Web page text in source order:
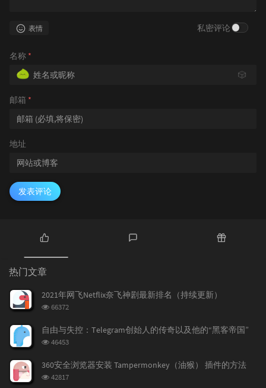
表情 私密评论
名称 *
🎲
邮箱 *
地址
发表评论
热
门
文
章
论
热门文章
2021年网飞Netflix奈飞神剧最新排名（持续更新）
浏
次
数:
66372
自由与失控：Telegram创始人的传奇以及他的“黑客帝国”
浏
次
数:
46453
360安全浏览器安装 Tampermonkey（油猴） 插件的方法
浏
42817